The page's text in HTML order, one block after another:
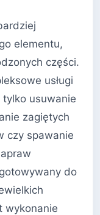
elementu,
części.
usługi
usuwanie
zagiętych
czy spawanie
do
wykonanie